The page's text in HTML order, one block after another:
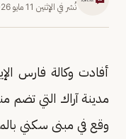
نُشر في الإثنين 11 مايو 2026
أفادت وكالة فارس
مدينة آراك التي تضم
وقع في مبنى سكني